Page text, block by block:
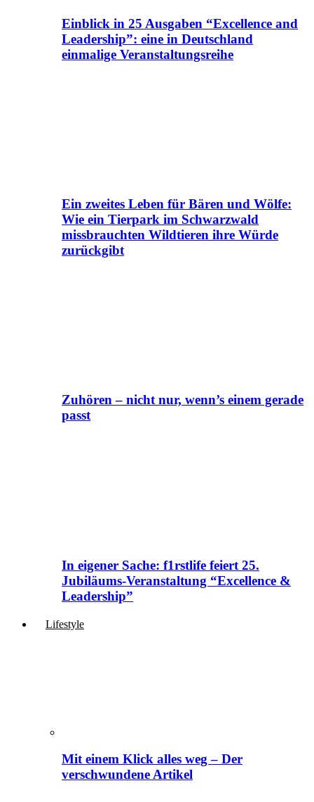
Einblick in 25 Ausgaben “Excellence and
Leadership”: eine in Deutschland
einmalige Veranstaltungsreihe
Ein zweites Leben für Bären und Wölfe:
Wie ein Tierpark im Schwarzwald
missbrauchten Wildtieren ihre Würde
zurückgibt
Zuhören – nicht nur, wenn’s einem gerade
passt
In eigener Sache: f1rstlife feiert 25.
Jubiläums-Veranstaltung “Excellence &
Leadership”
Lifestyle
Mit einem Klick alles weg – Der
verschwundene Artikel